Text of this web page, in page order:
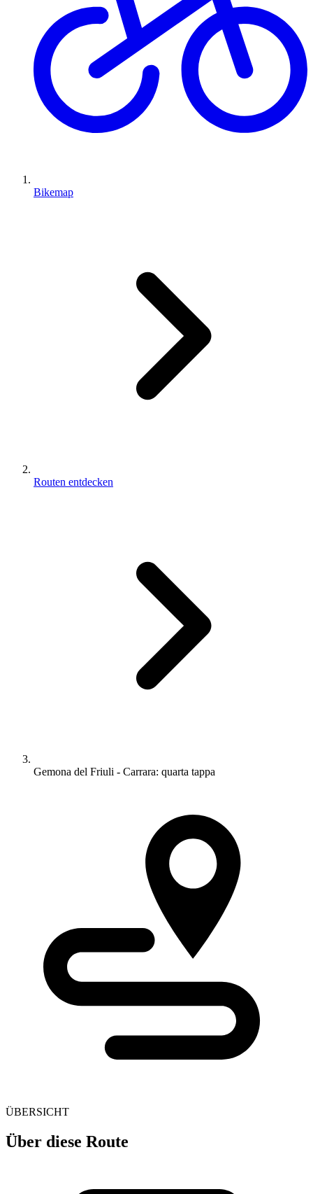
Bikemap
Routen entdecken
Gemona del Friuli - Carrara: quarta tappa
ÜBERSICHT
Über diese Route